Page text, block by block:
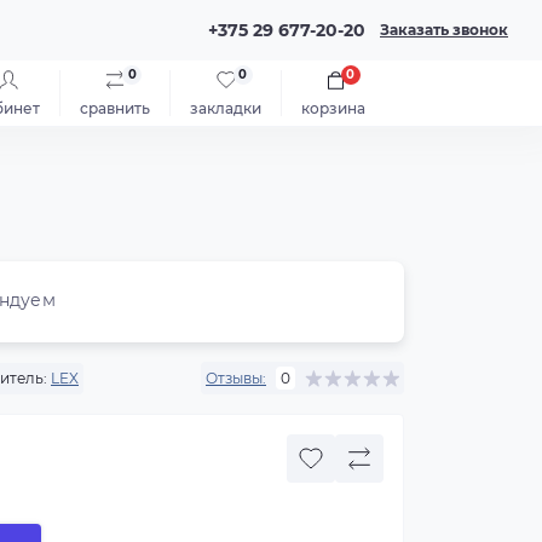
+375 29 677-20-20 Заказать звонок
сравнить
0
закладки
0
корзина
0
LEX Отзывы: 0